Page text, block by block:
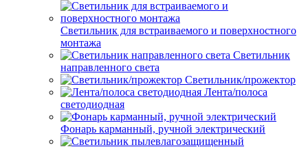
Светильник для встраиваемого и поверхностного
монтажа
Светильник
направленного света
Светильник/прожектор
Лента/полоса
светодиодная
Фонарь карманный, ручной электрический